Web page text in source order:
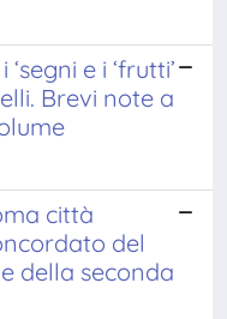
e i ‘frutti’
Brevi note a
città
del
della seconda